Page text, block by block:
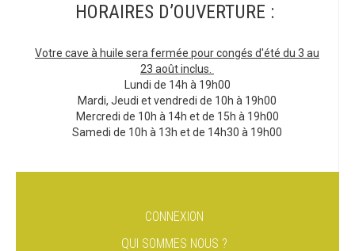
HORAIRES D’OUVERTURE :
Votre cave à huile sera fermée pour congés d'été du 3 au
23 août inclus.
Lundi de 14h à 19h00
Mardi, Jeudi et vendredi de 10h à 19h00
Mercredi de 10h à 14h et de 15h à 19h00
Samedi de 10h à 13h et de 14h30 à 19h00
CONNEXION
QUI SOMMES NOUS ?